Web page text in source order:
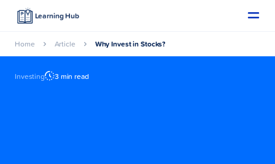
Learning Hub
Home Article Why Invest in Stocks?
Investing 3 min read